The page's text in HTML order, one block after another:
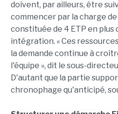
doivent, par ailleurs, être
commencer par la charge de
constituée de 4 ETP en plus
intégration. « Ces
la demande continue à
l'équipe », dit le sous-
D'autant que la partie
chronophage qu'anticipé,